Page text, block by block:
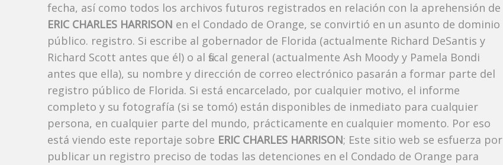
fecha, así como todos los archivos futuros registrados en relación con la aprehensión de
ERIC CHARLES HARRISON en el Condado de Orange, se convirtió en un asunto de dominio
público. registro. Si escribe al gobernador de Florida (actualmente Richard DeSantis y
Richard Scott antes que él) o al fiscal general (actualmente Ash Moody y Pamela Bondi
antes que ella), su nombre y dirección de correo electrónico pasarán a formar parte del
registro público de Florida. Si está encarcelado, por cualquier motivo, el informe
completo y su fotografía (si se tomó) están disponibles de inmediato para cualquier
persona, en cualquier parte del mundo, prácticamente en cualquier momento. Por eso
está viendo este reportaje sobre ERIC CHARLES HARRISON; Este sitio web se esfuerza por
publicar un registro preciso de todas las detenciones en el Condado de Orange para